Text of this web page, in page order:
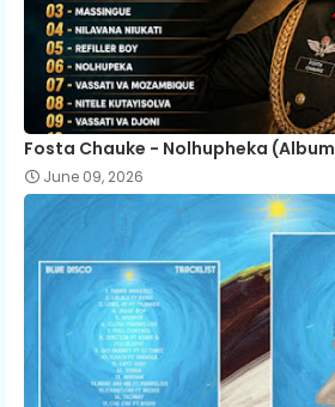
Fosta Chauke - Nolhupheka
June 09, 2026